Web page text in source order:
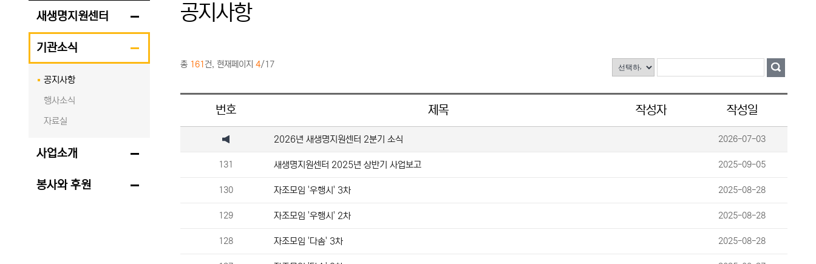
새생명지원센터
기관소식
공지사항
행사소식
자료실
사업소개
봉사와 후원
공지사항
총 161 건, 현재페이지 4/17
번호 제목 작성자 작성일
2026년 새생명지원센터 2분기 소식 2026-07-03
131 새생명지원센터 2025년 상반기 사업보고 2025-09-05
130 자조모임 '우행시' 3차 2025-08-28
129 자조모임 '우행시' 2차 2025-08-28
128 자조모임 '다솜' 3차 2025-08-28